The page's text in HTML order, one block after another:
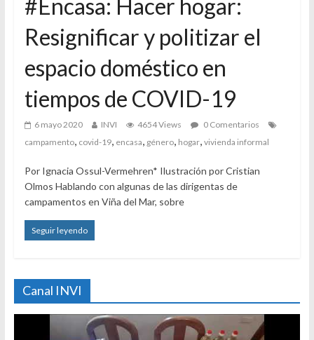
#Encasa: Hacer hogar:
Resignificar y politizar el
espacio doméstico en
tiempos de COVID-19
6 mayo 2020 INVI 4654 Views
0 Comentarios
campamento, covid-19, encasa, género, hogar, vivienda informal
Por Ignacia Ossul-Vermehren* Ilustración por Cristian
Olmos Hablando con algunas de las dirigentas de
campamentos en Viña del Mar, sobre
Seguir leyendo
Canal INVI